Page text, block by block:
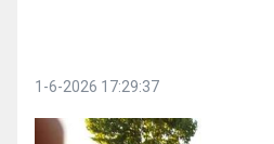
1-6-2026 17:29:37